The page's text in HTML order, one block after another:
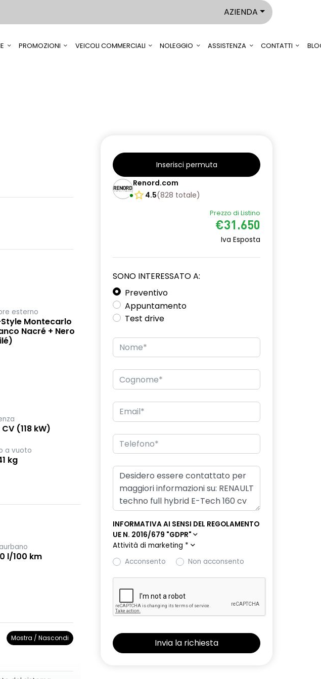
AZIENDA
PROMOZIONI VEICOLI COMMERCIALI NOLEGGIO ASSISTENZA CONTATTI
esterno
Montecarlo
Nacré + Nero
CV (118 kW)
a vuoto
kg
l/100 km
Mostra / Nascondi
Inserisci permuta
Renord.com
4.5(828 totale)
Prezzo di Listino
€31.650
Iva Esposta
SONO INTERESSATO A:
Preventivo
Appuntamento
Test drive
INFORMATIVA AI SENSI DEL REGOLAMENTO
UE N. 2016/679 "GDPR"
Attività di marketing *
Acconsento
Non acconsento